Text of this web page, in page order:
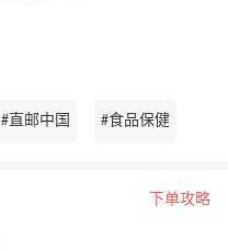
#直邮中国 #食品保健
下单攻略